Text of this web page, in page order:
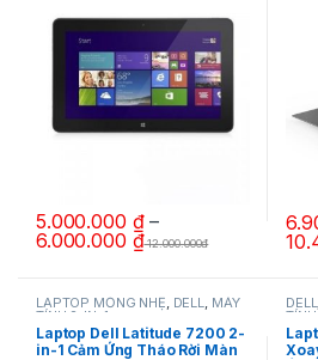
5.000.000 ₫–
6.000.000 ₫12.000.000đ
Sản phẩm này có nhiều biến thể.
LAPTOP MỎNG NHẸ, DELL, MÁY
TÍNH 2-IN-1
Laptop Dell Latitude 7200 2-
in-1 Cảm Ứng Tháo Rời Màn
DELL